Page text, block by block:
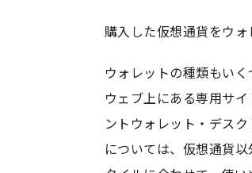
購入した仮想通貨をウォ
ウォレットの種類もい
ウェブ上にある専用サ
ントウォレット・デス
については、仮想通貨